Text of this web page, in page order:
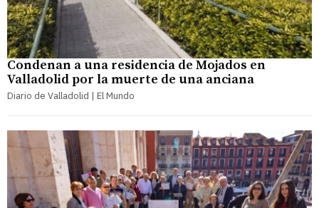
Condenan a una residencia de Mojados en
Valladolid por la muerte de una anciana
Diario de Valladolid | El Mundo